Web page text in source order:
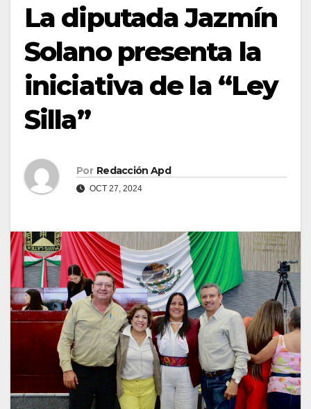
La diputada Jazmín
Solano presenta la
iniciativa de la “Ley
Silla”
Por Redacción Apd
OCT 27, 2024